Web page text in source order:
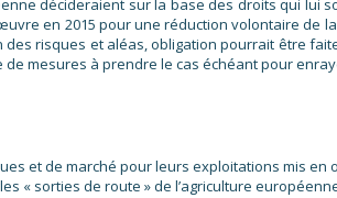
décideraient sur la base des droits qui lui
en 2015 pour une réduction volontaire de
risques et aléas, obligation pourrait être
mesures à prendre le cas échéant pour
et de marché pour leurs exploitations mis
« sorties de route » de l’agriculture